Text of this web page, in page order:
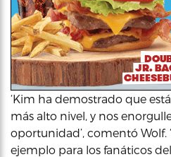
‘Kim ha demostrado que
más alto nivel, y nos
oportunidad’, comentó Wolf.
ejemplo para los fanáticos